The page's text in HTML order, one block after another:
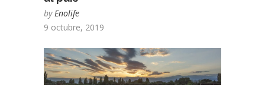
by Enolife
9 octubre, 2019